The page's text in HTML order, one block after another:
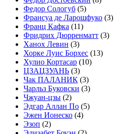
Федор Сологуб (5)
Франсуа де Ларошфуко (3)
Франц Кафка (11)
Фридрих Дюрренматт (3)
Ханох Левин (3)
Хорке Луис Борхес (13)
Хулио Кортасар (10)
ЦЗАЦЗУАНЬ (3)
Чак ПАЛАНИК (3)
Чарльз Буковски (3)
Чжуан-цзы (2)
Эдгар Аллан По (5)
Эжен Ионеско (4)
Эзоп (2)